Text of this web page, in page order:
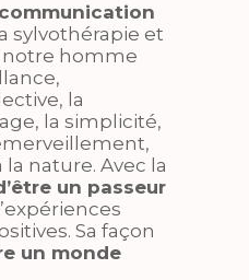
communication
sylvothérapie et
notre homme
la
la simplicité,
la nature. Avec la
un passeur
Sa façon
un monde